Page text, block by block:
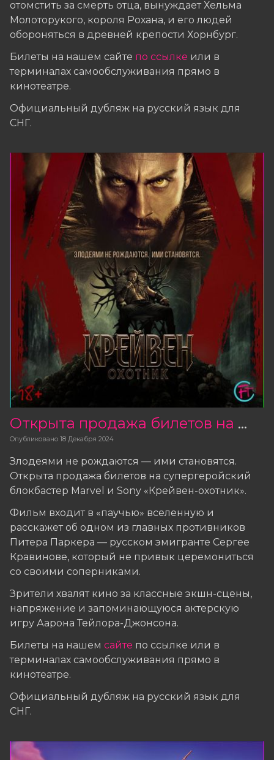
отомстить за смерть отца, вынуждает Хельма
Молоторукого, короля Рохана, и его людей
обороняться в древней крепости Хорнбург.
Билеты на нашем сайте по ссылке или в
терминалах самообслуживания прямо в
кинотеатре.
Официальный дубляж на русский язык для
СНГ.
Открыта продажа билетов на фильм «Крейвен-охотник»
Опубликовано 18 Декабря 2024
Злодеями не рождаются — ими становятся.
Открыта продажа билетов на супергеройский
блокбастер Marvel и Sony «Крейвен-охотник».
Фильм входит в «паучью» вселенную и
расскажет об одном из главных противников
Питера Паркера — русском эмигранте Сергее
Кравинове, который не привык церемониться
со своими соперниками.
Зрители хвалят кино за классные экшн-сцены,
напряжение и запоминающуюся актерскую
игру Аарона Тейлора-Джонсона.
Билеты на нашем сайте по ссылке или в
терминалах самообслуживания прямо в
кинотеатре.
Официальный дубляж на русский язык для
СНГ.